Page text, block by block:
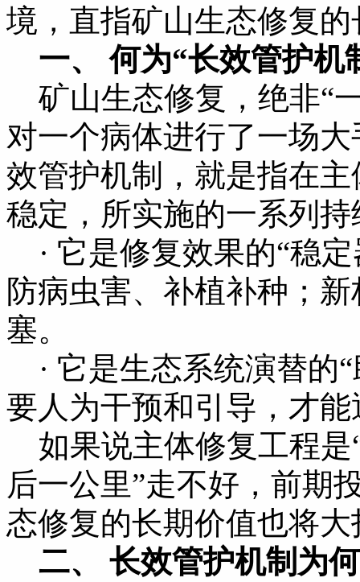
境，直指矿山生态修复
一、 何为“长效管护机
矿山生态修复 ，绝非“
对一个病体进行了一场
效管护机制，就是指在
稳定，所实施的一系列
· 它是修复效果的“稳
防病虫害、补植补种；
塞。
· 它是生态系统演替的
要人为干预和引导，才
如果说主体修复工程是
后一公里”走不好，前期
态修复的长期价值也将
二、 长效管护机制为